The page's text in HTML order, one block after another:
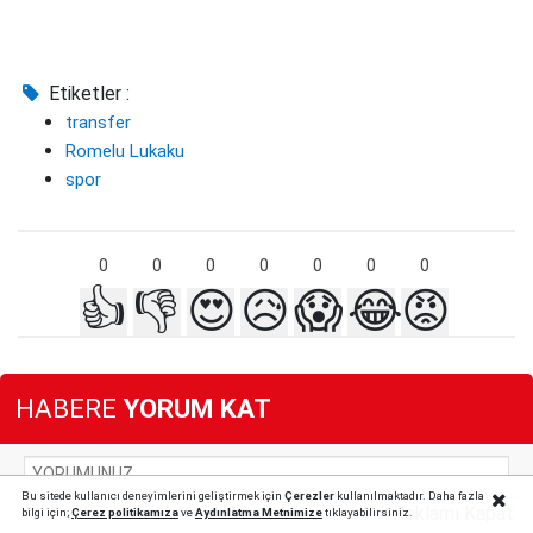
Etiketler :
transfer
Romelu Lukaku
spor
0 0 0 0 0 0 0
👍 👎 😍😥😱😂😡
HABERE YORUM KAT
Bu sitede kullanıcı deneyimlerini geliştirmek için Çerezlerkullanılmaktadır. Daha fazla
bilgi için;Çerez politikamızaveAydınlatma Metnimizetıklayabilirsiniz.Reklamı Kapat